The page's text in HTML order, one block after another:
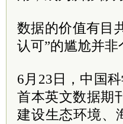
数据的价值有目
认可”的尴尬并非
6月23日，中国
首本英文数据期
建设生态环境、